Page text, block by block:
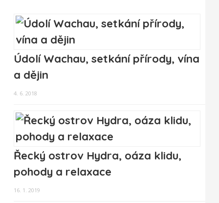
Údolí Wachau, setkání přírody, vína
a dějin
4. 6. 2018
Řecký ostrov Hydra, oáza klidu,
pohody a relaxace
16. 1. 2019